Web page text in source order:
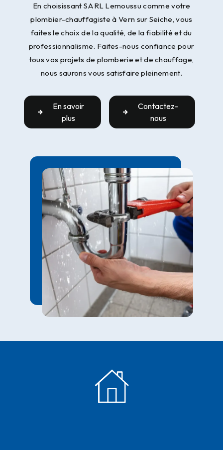
En choisissant SARL Lemoussu comme votre
plombier-chauffagiste à Vern sur Seiche, vous
faites le choix de la qualité, de la fiabilité et du
professionnalisme. Faites-nous confiance pour
tous vos projets de plomberie et de chauffage,
nous saurons vous satisfaire pleinement.
En savoir
plus
Contactez-
nous